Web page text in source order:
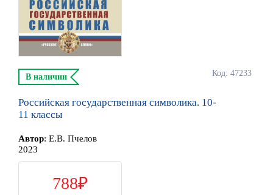
Код: 47233
В наличии
Российская государственная символика. 10-
11 классы
Автор: Е.В. Пчелов
2023
788